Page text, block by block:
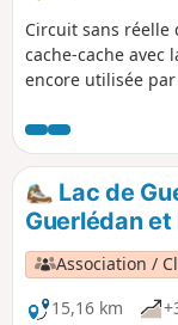
Circuit sans
cache-cache avec
encore utilisée
matières
Auray et Pontivy.
chemin de halage.
randonnée se
de Saint-
comme indiqué
Lac de
Guerlédan et
Association /
15,16 km